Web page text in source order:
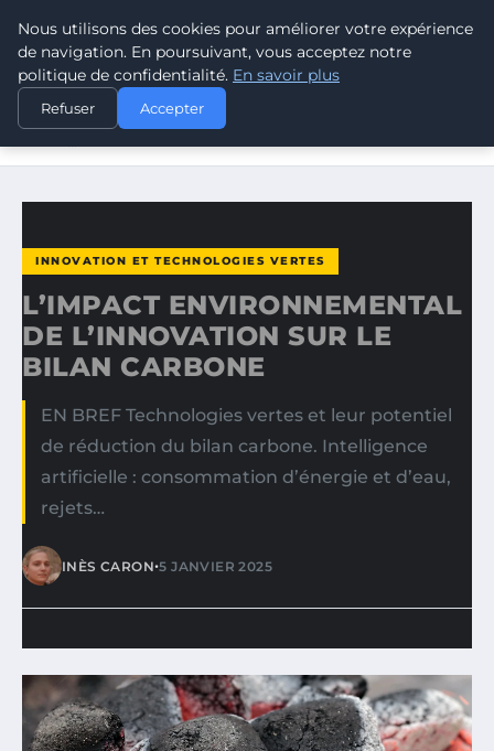
CLIMATE GUARDIAN
ACCUEIL
INNOVATION ET TECHNOLOGIES VERTES
L’IMPACT ENVIRONNEMENTAL DE L’INNOVATION SUR LE
INNOVATION ET TECHNOLOGIES VERTES
L’IMPACT ENVIRONNEMENTAL
DE L’INNOVATION SUR LE
BILAN CARBONE
EN BREF Technologies vertes et leur potentiel
de réduction du bilan carbone. Intelligence
artificielle : consommation d’énergie et d’eau,
rejets…
INÈS CARON•5 JANVIER 2025
Nous utilisons des cookies pour améliorer votre expérience
de navigation. En poursuivant, vous acceptez notre
politique de confidentialité. En savoir plus
Refuser Accepter